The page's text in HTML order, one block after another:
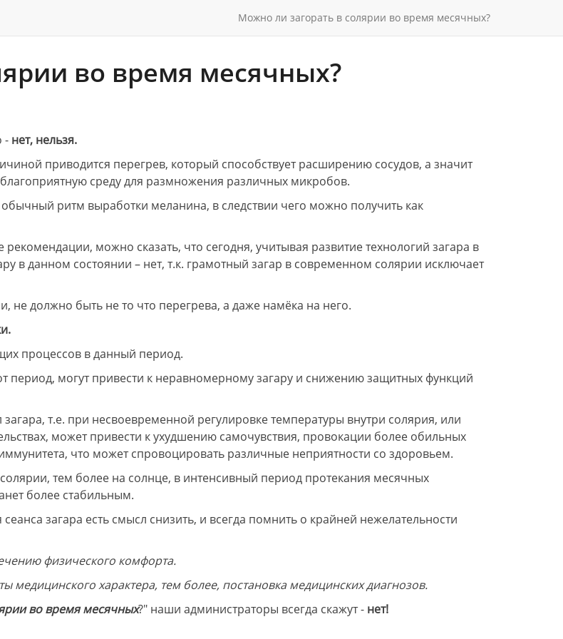
Можно ли загорать в солярии во время месячных?
во время месячных?
- нет, нельзя.
приводится перегрев, который способствует расширению сосудов, а значит
среду для размножения различных микробов.
ритм выработки меланина, в следствии чего можно получить как
можно сказать, что сегодня, учитывая развитие технологий загара в
в данном состоянии – нет, т.к. грамотный загар в современном солярии исключает
не должно быть не то что перегрева, а даже намёка на него.
процессов в данный период.
период, могут привести к неравномерному загару и снижению защитных функций
т.е. при несвоевременной регулировке температуры внутри солярия, или
может привести к ухудшению самочувствия, провокации более обильных
что может спровоцировать различные неприятности со здоровьем.
тем более на солнце, в интенсивный период протекания месячных
более стабильным.
загара есть смысл снизить, и всегда помнить о крайней нежелательности
физического комфорта.
медицинского характера, тем более, постановка медицинских диагнозов.
во время месячных?" наши администраторы всегда скажут - нет!